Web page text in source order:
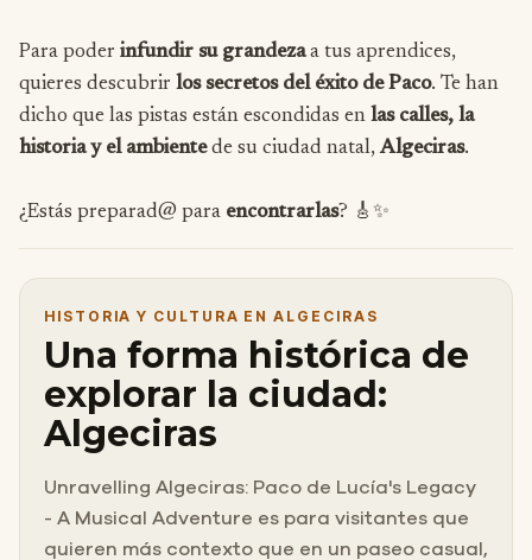
Para poder infundir su grandezaa tus aprendices,
quieres descubrir los secretos del éxito de Paco. Te han
dicho que las pistas están escondidas en las calles, la
historia y el ambientede su ciudad natal,Algeciras.
¿Estás preparad@ para encontrarlas? 🎸✨
HISTORIA Y CULTURA EN ALGECIRAS
Una forma histórica de
explorar la ciudad:
Algeciras
Unravelling Algeciras: Paco de Lucía's Legacy
- A Musical Adventure es para visitantes que
quieren más contexto que en un paseo casual,